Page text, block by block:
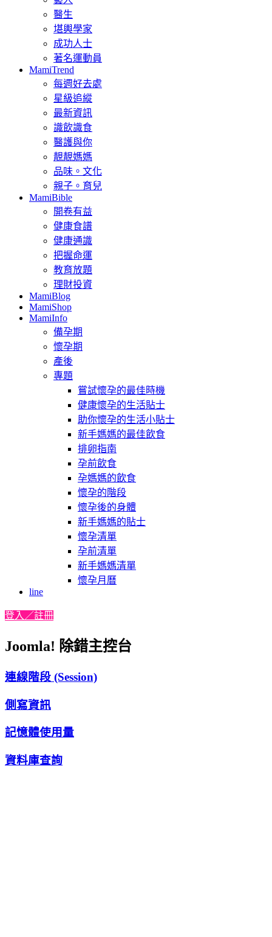
醫生
堪輿學家
成功人士
著名運動員
MamiTrend
每週好去處
星級追縱
最新資訊
識飲識食
醫護與你
靚靚媽媽
品味。文化
親子。育兒
MamiBible
開卷有益
健康食譜
健康通識
把握命運
教育放題
理財投資
MamiBlog
MamiShop
MamiInfo
備孕期
懷孕期
產後
專題
嘗試懷孕的最佳時機
健康懷孕的生活貼士
助你懷孕的生活小貼士
新手媽媽的最佳飲食
排卵指南
孕前飲食
孕媽媽的飲食
懷孕的階段
懷孕後的身體
新手媽媽的貼士
懷孕清單
孕前清單
新手媽媽清單
懷孕月曆
line
登入／註冊
Joomla! 除錯主控台
連線階段 (Session)
側寫資訊
記憶體使用量
資料庫查詢